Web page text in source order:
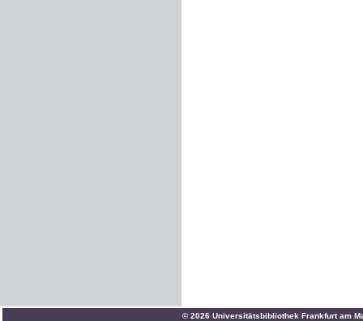
© 2026 Universitätsbibliothek Frankfurt am